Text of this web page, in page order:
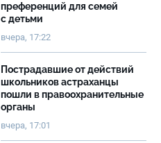
преференций для семей
с детьми
вчера, 17:22
Пострадавшие от действий
школьников астраханцы
пошли в правоохранительные
органы
вчера, 17:01